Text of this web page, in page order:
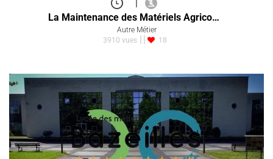
|
La Maintenance des Matériels Agrico…
Autre Métier
3910 vues
18